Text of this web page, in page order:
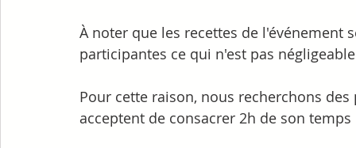
À noter que les recettes de l'événement
participantes ce qui n'est pas
Pour cette raison, nous recherchons
acceptent de consacrer 2h de son